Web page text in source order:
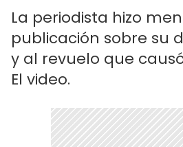
La periodista hizo
publicación sobre su
y al revuelo que
El video.